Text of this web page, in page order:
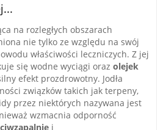
na rozległych obszarach
nie tylko ze względu na swój
właściwości leczniczych. Z jej
się wodne wyciągi oraz olejek
efekt prozdrowotny. Jodła
związków takich jak terpeny,
przez niektórych nazywana jest
wzmacnia odporność
i